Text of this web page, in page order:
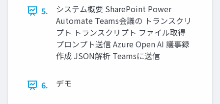
5.
システム概要 SharePoint Power
Automate Teams会議の トランスクリ
プト トランスクリプト ファイル取得
プロンプト送信 Azure Open AI 議事録
作成 JSON解析 Teamsに送信
6. デモ